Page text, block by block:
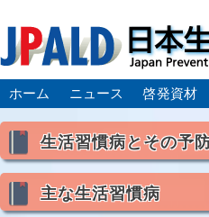
ホーム ニュース 啓発資材
生活習慣病とその予
喫煙
食生活
主な生活習慣病